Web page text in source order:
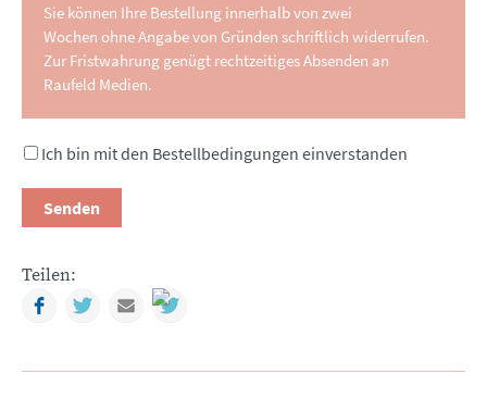
Sie können Ihre Bestellung innerhalb von zwei
Wochen ohne Angabe von Gründen schriftlich widerrufen.
Zur Fristwahrung genügt rechtzeitiges Absenden an
Raufeld Medien.
Ich bin mit den Bestellbedingungen einverstanden
Senden
Teilen:
FacebookTwitterMail